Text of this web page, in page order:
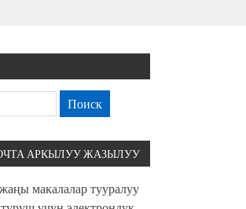
АРКЫЛУУ ЖАЗЫЛУУ
макалалар тууралуу